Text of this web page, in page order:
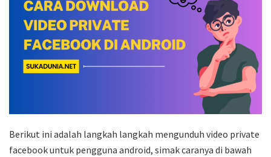
Berikut ini adalah langkah langkah mengunduh video private
facebook untuk pengguna android, simak caranya di bawah